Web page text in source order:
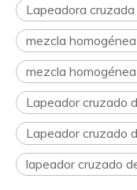
Lapeadora
mezcla
mezcla
Lapeador cruzado
Lapeador cruzado
lapeador cruzado